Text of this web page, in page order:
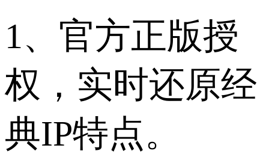
1、官方正版授
权，实时还原经
典IP特点。